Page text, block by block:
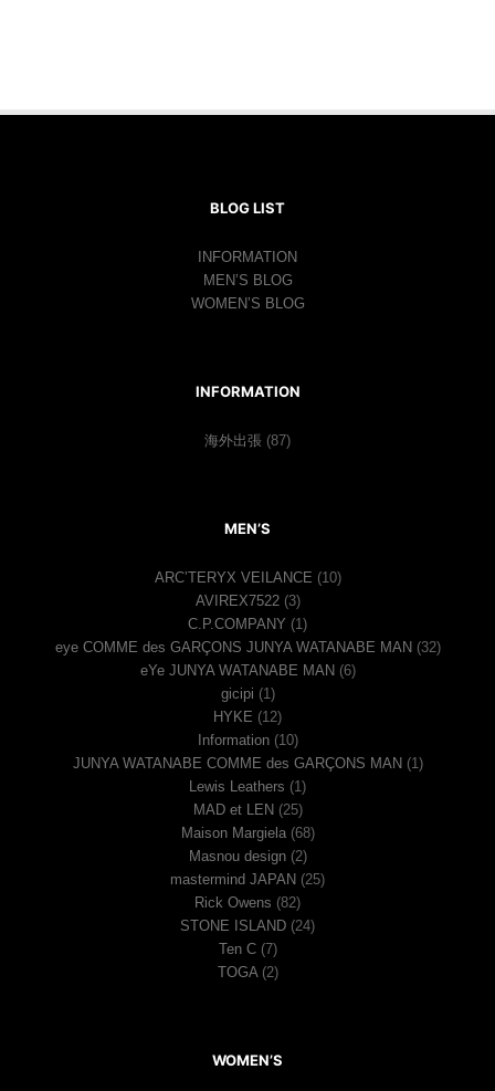
BLOG LIST
INFORMATION
MEN’S BLOG
WOMEN’S BLOG
INFORMATION
海外出張 (87)
MEN’S
ARC’TERYX VEILANCE (10)
AVIREX7522(3)
C.P.COMPANY (1)
eye COMME des GARÇONS JUNYA WATANABE MAN (32)
eYe JUNYA WATANABE MAN (6)
gicipi (1)
HYKE (12)
Information(10)
JUNYA WATANABE COMME des GARÇONS MAN (1)
Lewis Leathers (1)
MAD et LEN (25)
Maison Margiela(68)
Masnou design(2)
mastermind JAPAN (25)
Rick Owens (82)
STONE ISLAND (24)
Ten C(7)
TOGA(2)
WOMEN’S